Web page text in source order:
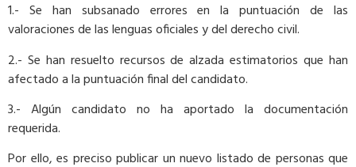
1.- Se han subsanado errores en la puntuación de las
valoraciones de las lenguas oficiales y del derecho civil.
2.- Se han resuelto recursos de alzada estimatorios que han
afectado a la puntuación final del candidato.
3.- Algún candidato no ha aportado la documentación
requerida.
Por ello, es preciso publicar un nuevo listado de personas que